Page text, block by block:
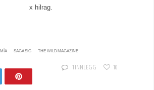
x hilrag.
MÍA SAGA SIG THE WILD MAGAZINE
Tweet
1 INNLEGG 10